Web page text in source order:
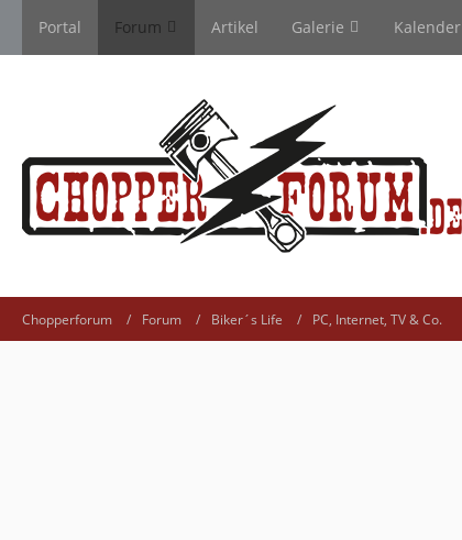
Portal Forum Artikel Galerie Kalender
Chopperforum Forum Biker´s Life PC, Internet, TV & Co.